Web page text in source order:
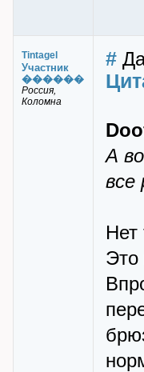
Tintagel
Участник
������
Россия,
Коломна
#
А
все
Нет
Это